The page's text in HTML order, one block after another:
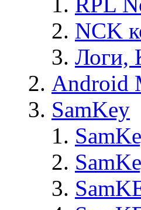
NCK
Логи,
Android
SamKey